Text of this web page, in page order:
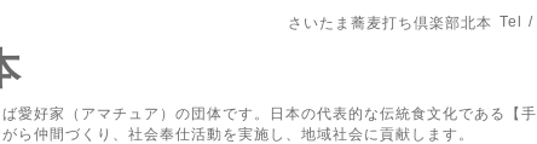
さいたま蕎麦打ち倶楽部北本 Tel /
愛好家（アマチュア）の団体です。日本の代表的な伝統食文化である【手
仲間づくり、社会奉仕活動を実施し、地域社会に貢献します。